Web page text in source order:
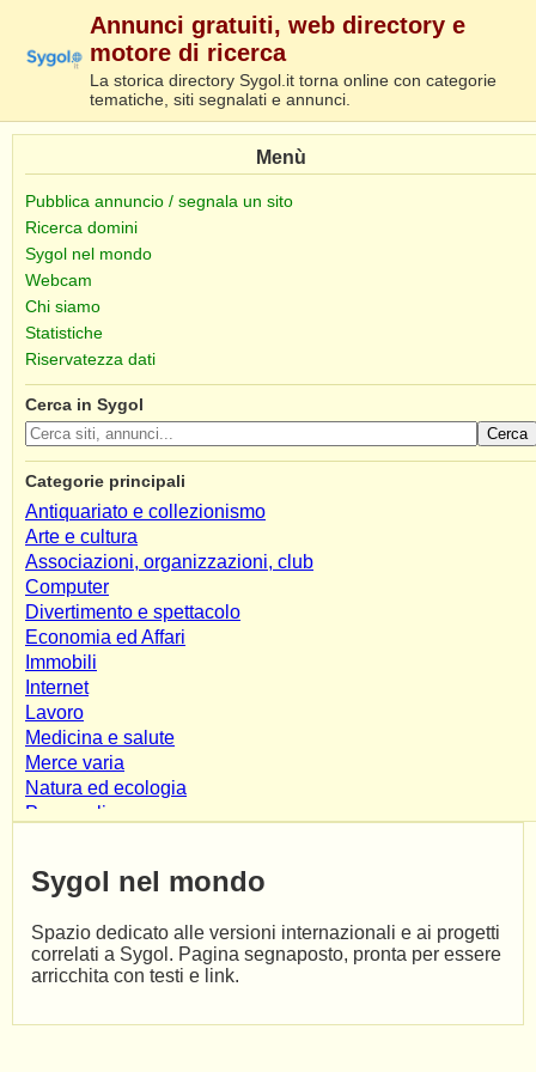
Annunci gratuiti, web directory e
motore di ricerca
La storica directory Sygol.it torna online con categorie
tematiche, siti segnalati e annunci.
Menù
Pubblica annuncio / segnala un sito
Ricerca domini
Sygol nel mondo
Webcam
Chi siamo
Statistiche
Riservatezza dati
Cerca in Sygol
Cerca
Categorie principali
Antiquariato e collezionismo
Arte e cultura
Associazioni, organizzazioni, club
Computer
Divertimento e spettacolo
Economia ed Affari
Immobili
Internet
Lavoro
Medicina e salute
Merce varia
Natura ed ecologia
Personali
Shopping e servizi
Sport e tempo libero
Varie
Veicoli
Sygol nel mondo
Spazio dedicato alle versioni internazionali e ai progetti
correlati a Sygol. Pagina segnaposto, pronta per essere
arricchita con testi e link.